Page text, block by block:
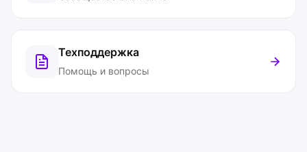
Техподдержка
Помощь и вопросы